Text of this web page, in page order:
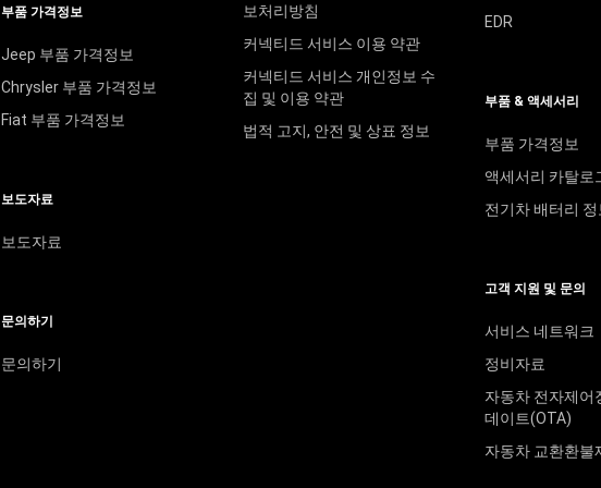
부품 가격정보
Jeep 부품 가격정보
Chrysler 부품 가격정보
Fiat 부품 가격정보
보도자료
보도자료
문의하기
문의하기
보처리방침
커넥티드 서비스 이용 약관
커넥티드 서비스 개인정보 수
집 및 이용 약관
법적 고지, 안전 및 상표 정보
EDR
부품 & 액세서리
부품 가격정보
액세서리 카탈로
전기차 배터리 정
고객 지원 및 문의
서비스 네트워크
정비자료
자동차 전자제어
데이트(OTA)
자동차 교환환불